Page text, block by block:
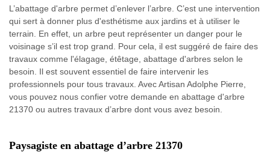
L’abattage d'arbre permet d’enlever l’arbre. C’est une intervention
qui sert à donner plus d'esthétisme aux jardins et à utiliser le
terrain. En effet, un arbre peut représenter un danger pour le
voisinage s’il est trop grand. Pour cela, il est suggéré de faire des
travaux comme l'élagage, étêtage, abattage d'arbres selon le
besoin. Il est souvent essentiel de faire intervenir les
professionnels pour tous travaux. Avec Artisan Adolphe Pierre,
vous pouvez nous confier votre demande en abattage d'arbre
21370 ou autres travaux d’arbre dont vous avez besoin.
Paysagiste en abattage d’arbre 21370